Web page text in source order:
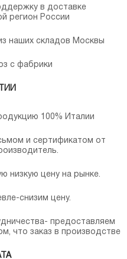
в доставке
регион России
наших складов Москвы
с фабрики
100% Италии
и сертификатом от
низкую цену на рынке.
снизим цену.
предоставляем
что заказ в производстве